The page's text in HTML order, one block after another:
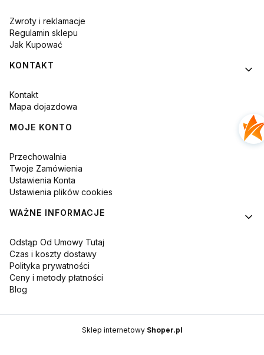
Zwroty i reklamacje
Regulamin sklepu
Jak Kupować
KONTAKT
Kontakt
Mapa dojazdowa
MOJE KONTO
Przechowalnia
Twoje Zamówienia
Ustawienia Konta
Ustawienia plików cookies
WAŻNE INFORMACJE
Odstąp Od Umowy Tutaj
Czas i koszty dostawy
Polityka prywatności
Ceny i metody płatności
Blog
Sklep internetowy Shoper.pl